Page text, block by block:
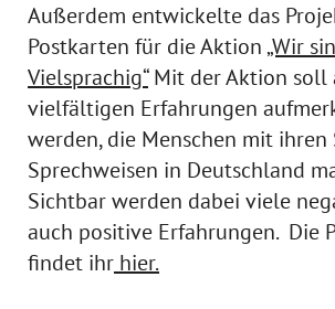
Außerdem entwickelte das
Postkarten für die Aktion „Wir
Vielsprachig“Mit der Aktion soll
vielfältigen Erfahrungen
werden, die Menschen mit ihren
Sprechweisen in Deutschland
Sichtbar werden dabei viele
auch positive Erfahrungen. Die
findet ihr hier.